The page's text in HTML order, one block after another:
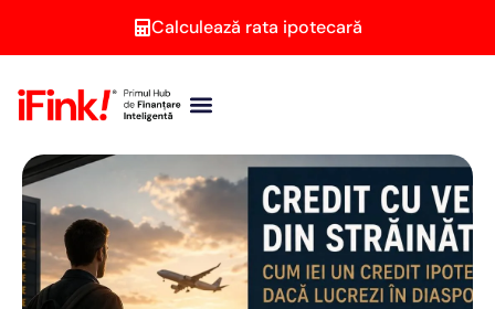
Calculează rata ipotecară